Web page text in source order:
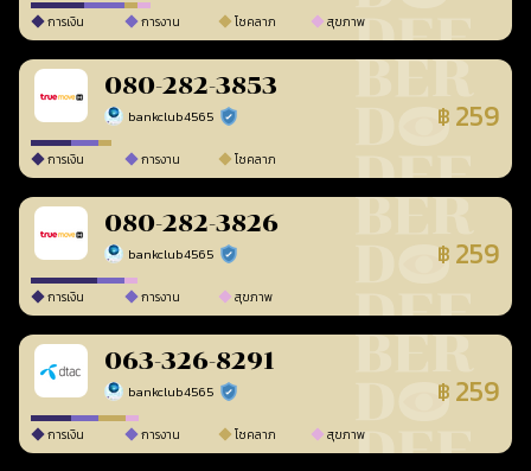
การเงิน การงาน โชคลาภ สุขภาพ
080-282-3853
bankclub4565 ร้านยืนยันแล้ว ฿ 259
การเงิน การงาน โชคลาภ
080-282-3826
bankclub4565 ร้านยืนยันแล้ว ฿ 259
การเงิน การงาน สุขภาพ
063-326-8291
bankclub4565 ร้านยืนยันแล้ว ฿ 259
การเงิน การงาน โชคลาภ สุขภาพ